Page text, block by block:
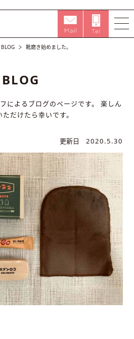
BLOG 靴磨き始めました。
BLOG
によるブログのページです。
楽しん
だけたら幸いです。
更新日 2020.5.30